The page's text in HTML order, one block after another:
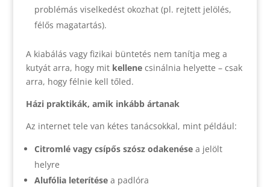
problémás viselkedést okozhat (pl. rejtett jelölés,
félős magatartás).
A kiabálás vagy fizikai büntetés nem tanítja meg a
kutyát arra, hogy mit kellenecsinálnia helyette – csak
arra, hogy félnie kell tőled.
Házi praktikák, amik inkább ártanak
Az internet tele van kétes tanácsokkal, mint például:
Citromlé vagy csípős szósz odakenésea jelölt
helyre
Alufólia leterítésea padlóra